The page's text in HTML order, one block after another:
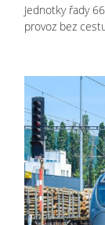
Jednotky řady
provoz bez